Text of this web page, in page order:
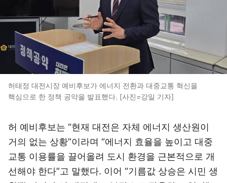
허태정 대전시장 예비후보가 에너지 전환과 대중교통 혁신을
핵심으로 한 정책 공약을 발표했다. [사진=강일 기자]
허 예비후보는 “현재 대전은 자체 에너지 생산원이
거의 없는 상황”이라며 “에너지 효율을 높이고 대중
교통 이용률을 끌어올려 도시 환경을 근본적으로 개
선해야 한다”고 말했다. 이어 “기름값 상승은 시민 생